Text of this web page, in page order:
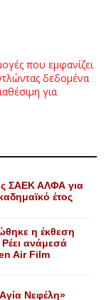
που εμφανίζει
δεδομένα
για
ΣΑΕΚ ΑΛΦΑ για
έτος
η έκθεση
ανάμεσά
Air Film
Nεφέλη»